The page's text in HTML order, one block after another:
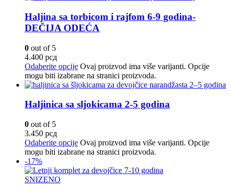
Haljina sa torbicom i rajfom 6-9 godina-
DEČIJA ODEĆA
0 out of 5
4.400 рсд
Odaberite opcije Ovaj proizvod ima više varijanti. Opcije
mogu biti izabrane na stranici proizvoda.
Haljinica sa sljokicama 2-5 godina
0 out of 5
3.450 рсд
Odaberite opcije Ovaj proizvod ima više varijanti. Opcije
mogu biti izabrane na stranici proizvoda.
-17%
SNIZENO